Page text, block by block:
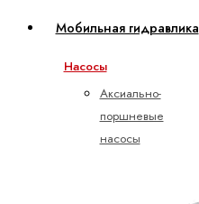
Мобильная гидравлика
Насосы
Аксиально-
поршневые
насосы